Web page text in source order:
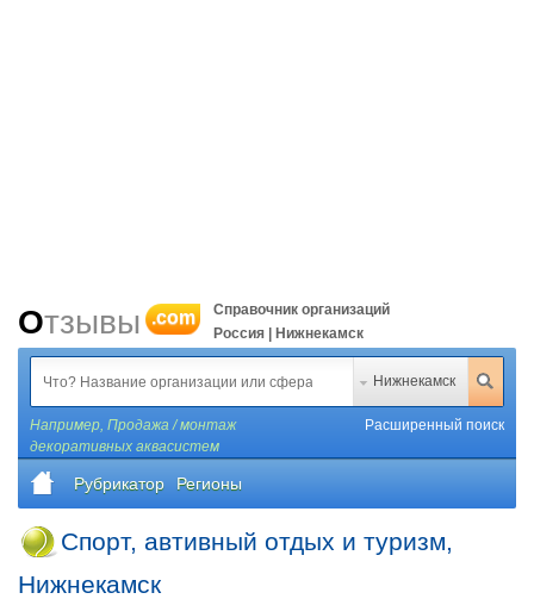
Отзывы .com
Справочник организаций
Россия | Нижнекамск
Нижнекамск
Например, Продажа / монтаж
декоративных аквасистем
Расширенный поиск
Рубрикатор Регионы
Спорт, автивный отдых и туризм,
Нижнекамск